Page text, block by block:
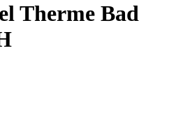
Therme Bad